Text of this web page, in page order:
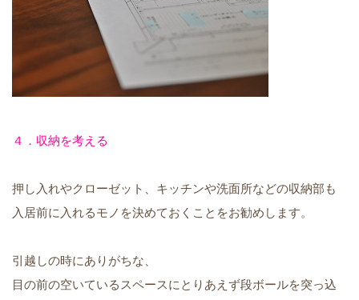
４．収納を考える
押し入れやクローゼット、キッチンや洗面所などの収納部も
入居前に入れるモノを決めておくことをお勧めします。
引越しの時にありがちな、
目の前の空いているスペースにとりあえず段ボールを突っ込